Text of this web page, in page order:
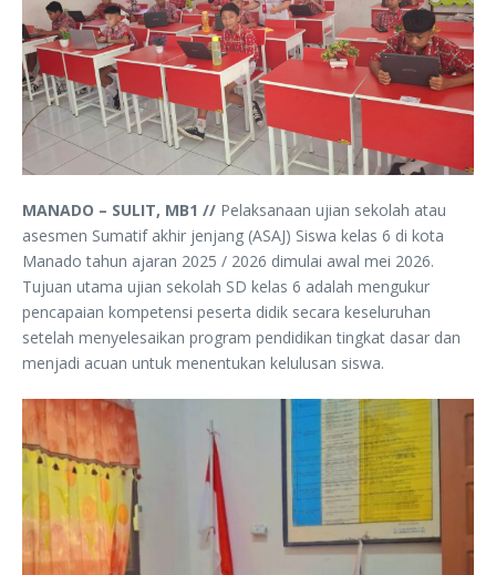
MANADO – SULIT, MB1 // Pelaksanaan ujian sekolah atau
asesmen Sumatif akhir jenjang (ASAJ) Siswa kelas 6 di kota
Manado tahun ajaran 2025 / 2026 dimulai awal mei 2026.
Tujuan utama ujian sekolah SD kelas 6 adalah mengukur
pencapaian kompetensi peserta didik secara keseluruhan
setelah menyelesaikan program pendidikan tingkat dasar dan
menjadi acuan untuk menentukan kelulusan siswa.